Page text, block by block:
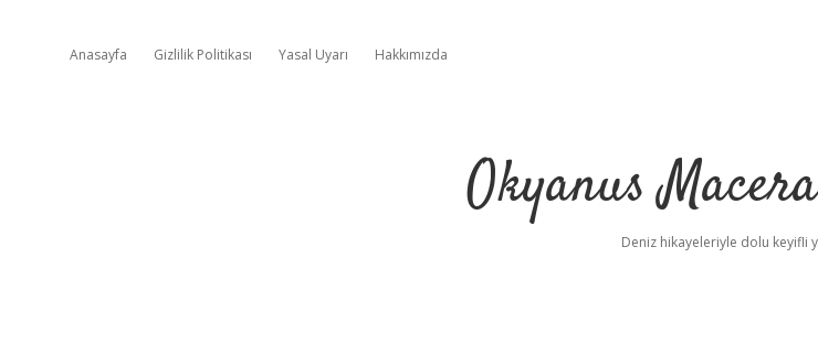
Anasayfa Gizlilik Politikası Yasal Uyarı Hakkımızda
Okyanus
Deniz hikayeleriyle dolu keyifli